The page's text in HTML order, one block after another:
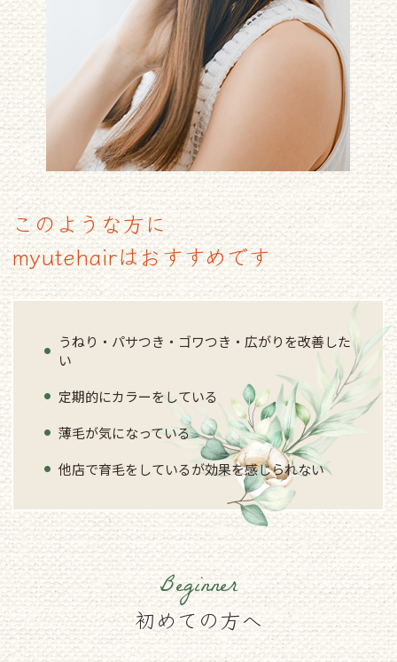
このような方に
myutehairはおすすめです
うねり・パサつき・ゴワつき・広がりを改善した
い
定期的にカラーをしている
薄毛が気になっている
他店で育毛をしているが効果を感じられない
Beginner
初めての方へ